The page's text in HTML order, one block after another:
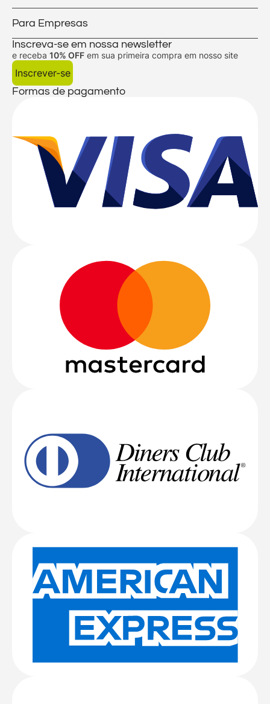
Para Empresas
Inscreva-se em nossa newsletter
e receba 10% OFF em sua primeira compra em nosso site
Inscrever-se
Formas de pagamento